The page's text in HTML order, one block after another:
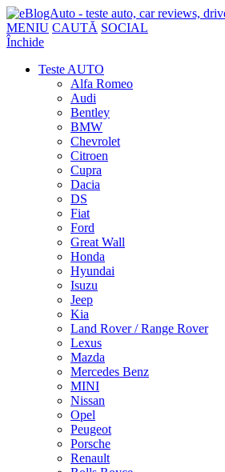
MENIU CAUTĂ SOCIAL
Închide
Teste AUTO
Alfa Romeo
Audi
Bentley
BMW
Chevrolet
Citroen
Cupra
Dacia
DS
Fiat
Ford
Great Wall
Honda
Hyundai
Isuzu
Jeep
Kia
Land Rover / Range Rover
Lexus
Mazda
Mercedes Benz
MINI
Nissan
Opel
Peugeot
Porsche
Renault